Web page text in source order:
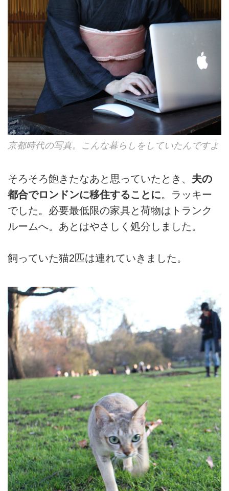
京都時代の写真。こんな暮らしをしていたんですよ
そろそろ飽きたなあと思っていたとき、 夫の
都合でロンドンに移住することに。ラッキー
でした。必要最低限の家具と荷物はトランク
ルームへ。あとはやさしく処分しました。
飼っていた猫2匹は連れていきました。